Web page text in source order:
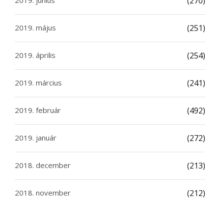
2019. május (251)
2019. április (254)
2019. március (241)
2019. február (492)
2019. január (272)
2018. december (213)
2018. november (212)